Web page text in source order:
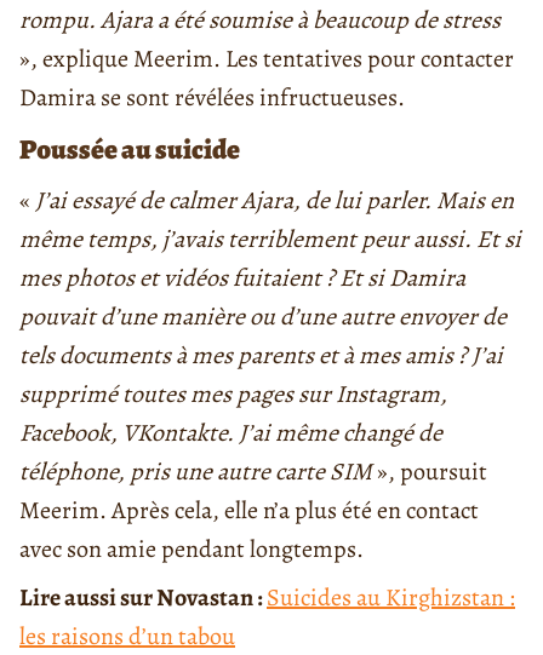
rompu. Ajara a été soumise à beaucoup de stress
», explique Meerim. Les tentatives pour contacter
Damira se sont révélées infructueuses.
Poussée au suicide
« J’ai essayé de calmer Ajara, de lui parler. Mais en
même temps, j’avais terriblement peur aussi. Et si
mes photos et vidéos fuitaient ? Et si Damira
pouvait d’une manière ou d’une autre envoyer de
tels documents à mes parents et à mes amis ? J’ai
supprimé toutes mes pages sur Instagram,
Facebook, VKontakte. J’ai même changé de
téléphone, pris une autre carte SIM», poursuit
Meerim. Après cela, elle n’a plus été en contact
avec son amie pendant longtemps.
Lire aussi sur Novastan :Suicides au Kirghizstan :
les raisons d’un tabou